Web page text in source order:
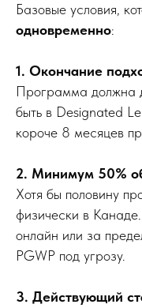
Базовые условия,
одновременно:
1. Окончание
Программа должна
быть в Designated
короче 8 месяцев
2. Минимум 50%
Хотя бы половину
физически в
онлайн или за
PGWP под угрозу.
3. Действующий